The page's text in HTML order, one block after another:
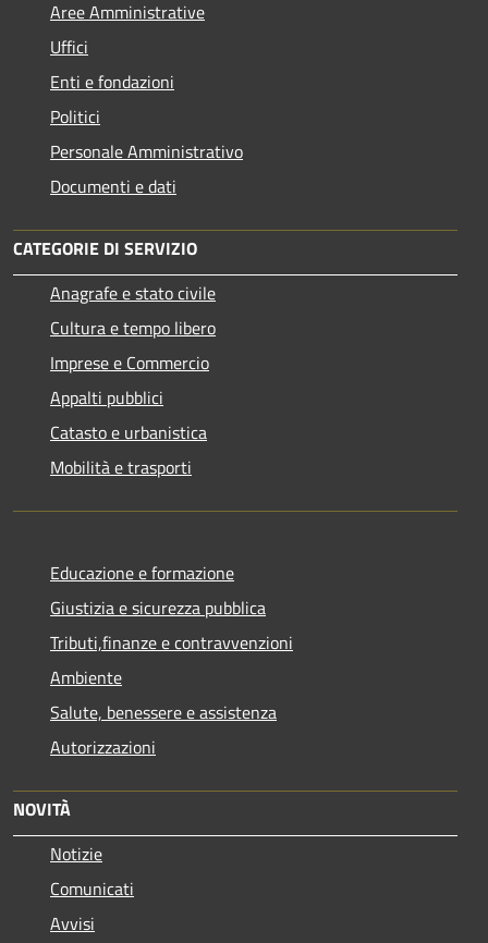
Aree Amministrative
Uffici
Enti e fondazioni
Politici
Personale Amministrativo
Documenti e dati
CATEGORIE DI SERVIZIO
Anagrafe e stato civile
Cultura e tempo libero
Imprese e Commercio
Appalti pubblici
Catasto e urbanistica
Mobilità e trasporti
Educazione e formazione
Giustizia e sicurezza pubblica
Tributi,finanze e contravvenzioni
Ambiente
Salute, benessere e assistenza
Autorizzazioni
NOVITÀ
Notizie
Comunicati
Avvisi